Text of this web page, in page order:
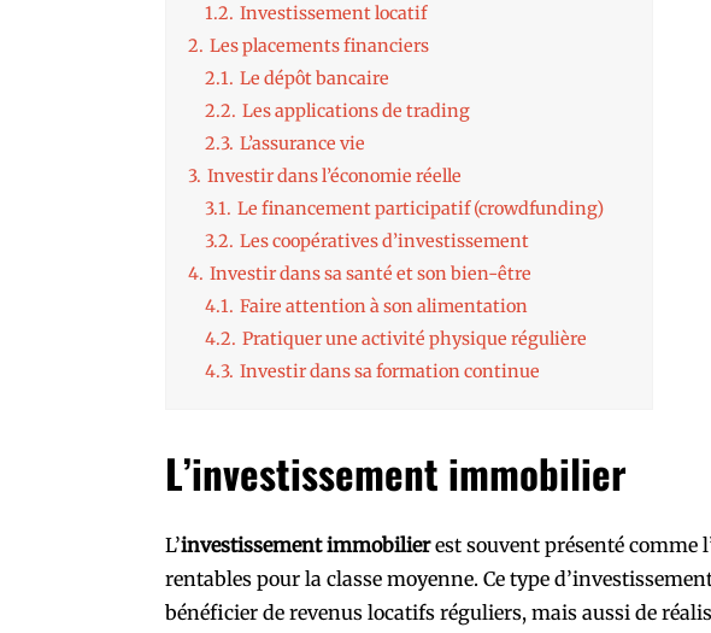
1.2. Investissement locatif
2. Les placements financiers
2.1. Le dépôt bancaire
2.2. Les applications de trading
2.3. L’assurance vie
3. Investir dans l’économie réelle
3.1. Le financement participatif (crowdfunding)
3.2. Les coopératives d’investissement
4. Investir dans sa santé et son bien-être
4.1. Faire attention à son alimentation
4.2. Pratiquer une activité physique régulière
4.3. Investir dans sa formation continue
L’investissement immobilier
L’investissement immobilierest souvent présenté comme
rentables pour la classe moyenne. Ce type
bénéficier de revenus locatifs réguliers, mais aussi de